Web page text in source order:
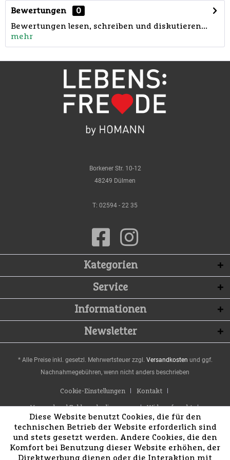
Bewertungen
0
Bewertungen lesen, schreiben und diskutieren...
mehr
Borkener Str. 10-12
48249 Dülmen
T: 02594 - 22 35
Kategorien
Service
Informationen
Newsletter
* Alle Preise inkl. gesetzl. Mehrwertsteuer zzgl. Versandkosten und ggf.
Nachnahmegebühren, wenn nicht anders beschrieben
Cookie-Einstellungen Kontakt
Versand und Zahlungsbedingungen Widerrufsrecht
Datenschutz AGB Impressum
Diese Website benutzt Cookies, die für den
technischen Betrieb der Website erforderlich sind
und stets gesetzt werden. Andere Cookies, die den
Komfort bei Benutzung dieser Website erhöhen, der
Direktwerbung dienen oder die Interaktion mit